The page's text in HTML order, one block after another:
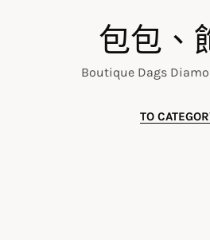
包包、
Boutique Dags
TO